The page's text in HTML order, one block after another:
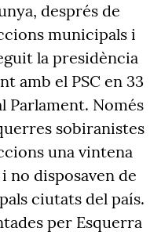
després de
municipals i
la presidència
amb el PSC en 33
Parlament. Només
sobiranistes
una vintena
no disposaven de
ciutats del país.
per Esquerra